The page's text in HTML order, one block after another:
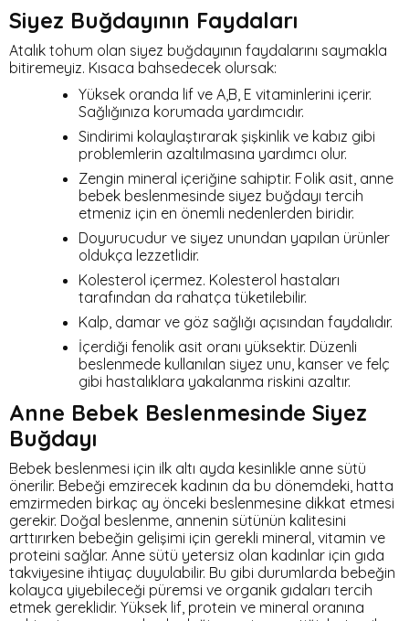
Siyez Buğdayının Faydaları
Atalık tohum olan siyez buğdayının faydalarını saymakla
bitiremeyiz. Kısaca bahsedecek olursak:
Yüksek oranda lif ve A,B, E vitaminlerini içerir.
Sağlığınıza korumada yardımcıdır.
Sindirimi kolaylaştırarak şişkinlik ve kabız gibi
problemlerin azaltılmasına yardımcı olur.
Zengin mineral içeriğine sahiptir. Folik asit, anne
bebek beslenmesinde siyez buğdayı tercih
etmeniz için en önemli nedenlerden biridir.
Doyurucudur ve siyez unundan yapılan ürünler
oldukça lezzetlidir.
Kolesterol içermez. Kolesterol hastaları
tarafından da rahatça tüketilebilir.
Kalp, damar ve göz sağlığı açısından faydalıdır.
İçerdiği fenolik asit oranı yüksektir. Düzenli
beslenmede kullanılan siyez unu, kanser ve felç
gibi hastalıklara yakalanma riskini azaltır.
Anne Bebek Beslenmesinde Siyez
Buğdayı
Bebek beslenmesi için ilk altı ayda kesinlikle anne sütü
önerilir. Bebeği emzirecek kadının da bu dönemdeki, hatta
emzirmeden birkaç ay önceki beslenmesine dikkat etmesi
gerekir. Doğal beslenme, annenin sütünün kalitesini
arttırırken bebeğin gelişimi için gerekli mineral, vitamin ve
proteini sağlar. Anne sütü yetersiz olan kadınlar için gıda
takviyesine ihtiyaç duyulabilir. Bu gibi durumlarda bebeğin
kolayca yiyebileceği püremsi ve organik gıdaları tercih
etmek gereklidir. Yüksek lif, protein ve mineral oranına